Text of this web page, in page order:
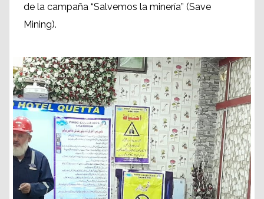
de la campaña “Salvemos la minería” (Save
Mining).